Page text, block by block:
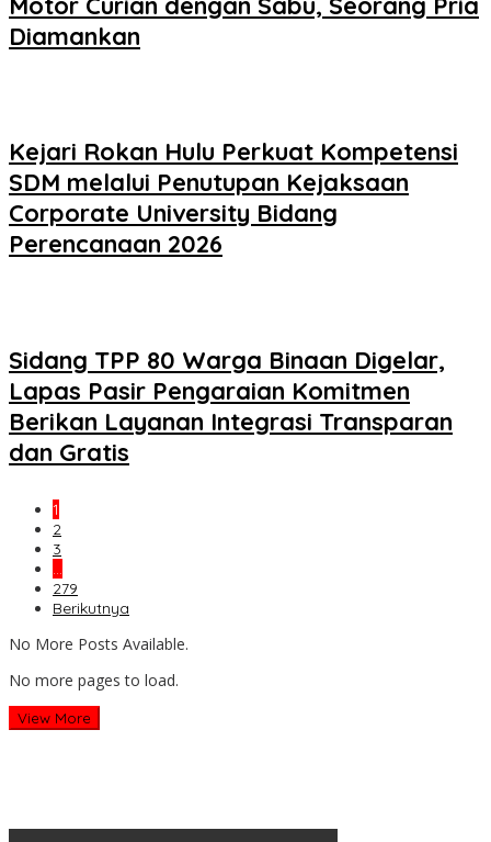
Diamankan
Kejari Rokan Hulu Perkuat Kompetensi
SDM melalui Penutupan Kejaksaan
Corporate University Bidang
Perencanaan 2026
Sidang TPP 80 Warga Binaan Digelar,
Lapas Pasir Pengaraian Komitmen
Berikan Layanan Integrasi Transparan
dan Gratis
1
2
3
…
279
Berikutnya
No More Posts Available.
No more pages to load.
View More